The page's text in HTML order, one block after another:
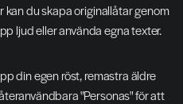
du skapa originallåtar genom
ljud eller använda egna texter.
din egen röst, remastra äldre
"Personas" för att